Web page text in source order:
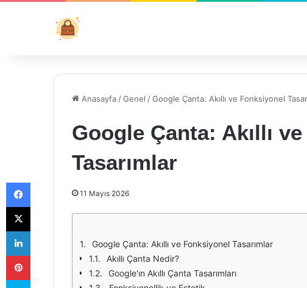
Anasayfa /Genel /Google Çanta: Akıllı ve Fonksiyonel
Google Çanta: Akıllı
Tasarımlar
11 Mayıs 2026
Google Çanta: Akıllı ve Fonksiyonel Tasarımlar
Akıllı Çanta Nedir?
Google'ın Akıllı Çanta Tasarımları
Facebook
X
LinkedIn
Pinterest
Skype